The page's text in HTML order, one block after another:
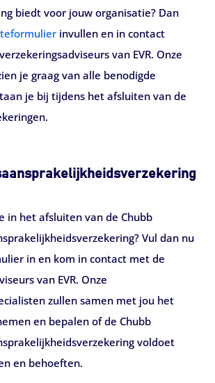
biedt voor jouw organisatie? Dan
invullen en in contact
van EVR. Onze
je graag van alle benodigde
je bij tijdens het afsluiten van de
in het afsluiten van de Chubb
Vul dan nu
in en kom in contact met de
van EVR. Onze
zullen samen met jou het
en bepalen of de Chubb
voldoet
en behoeften.